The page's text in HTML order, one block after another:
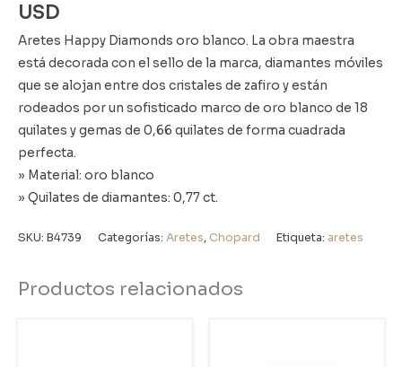
USD
Aretes Happy Diamonds oro blanco. La obra maestra
está decorada con el sello de la marca, diamantes móviles
que se alojan entre dos cristales de zafiro y están
rodeados por un sofisticado marco de oro blanco de 18
quilates y gemas de 0,66 quilates de forma cuadrada
perfecta.
» Material: oro blanco
» Quilates de diamantes: 0,77 ct.
SKU: B4739 Categorías: Aretes, Chopard Etiqueta: aretes
Productos relacionados